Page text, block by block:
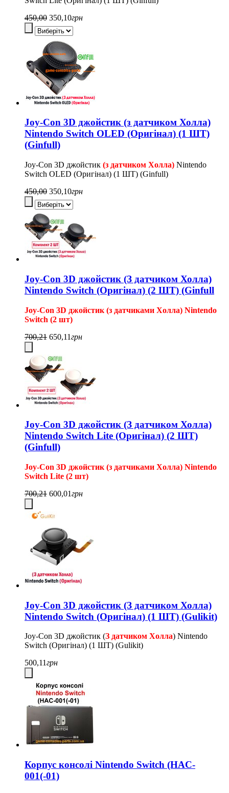
450,00 350,10грн
Joy-Con 3D джойстик (з датчиком Холла)
Nintendo Switch OLED (Оригінал) (1 ШТ)
(Ginfull)
Joy-Con 3D джойстик (з датчиком Холла) Nintendo
Switch OLED (Оригінал) (1 ШТ) (Ginfull)
450,00 350,10грн
Joy-Con 3D джойстик (З датчиком Холла)
Nintendo Switch (Оригінал) (2 ШТ) (Ginfull
Joy-Con 3D джойстик (з датчиками Холла) Nintendo
Switch (2 шт)
700,21 650,11грн
Joy-Con 3D джойстик (З датчиком Холла)
Nintendo Switch Lite (Оригінал) (2 ШТ)
(Ginfull)
Joy-Con 3D джойстик (з датчиками Холла) Nintendo
Switch Lite (2 шт)
700,21 600,01грн
Joy-Con 3D джойстик (З датчиком Холла)
Nintendo Switch (Оригінал) (1 ШТ) (Gulikit)
Joy-Con 3D джойстик (З датчиком Холла) Nintendo
Switch (Оригінал) (1 ШТ) (Gulikit)
500,11грн
Корпус консолі Nintendo Switch (HAC-
001(-01)